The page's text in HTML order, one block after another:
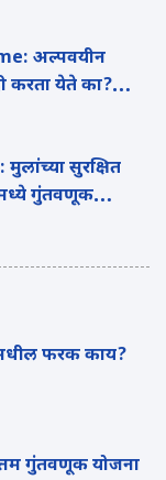
अल्पवयीन
करता येते का?
सुरक्षित
गुंतवणूक
फरक काय?
गुंतवणूक योजना